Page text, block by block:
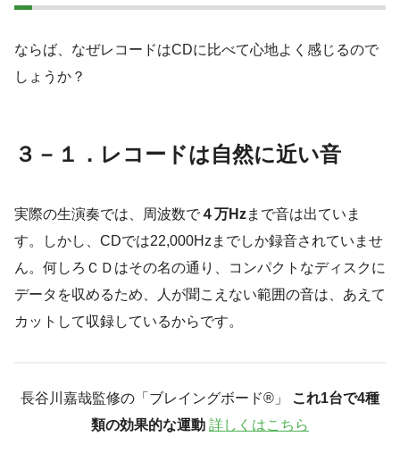
ならば、なぜレコードはCDに比べて心地よく感じるので
しょうか？
３－１．レコードは自然に近い音
実際の生演奏では、周波数で４万Hzまで音は出ていま
す。しかし、CDでは22,000Hzまでしか録音されていませ
ん。何しろＣＤはその名の通り、コンパクトなディスクに
データを収めるため、人が聞こえない範囲の音は、あえて
カットして収録しているからです。
長谷川嘉哉監修の「ブレイングボード®︎」
これ1台で4種
類の効果的な運動 詳しくはこちら